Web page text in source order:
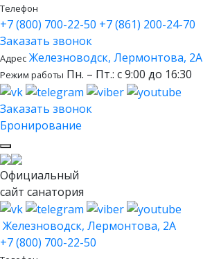
Телефон
+7 (800) 700-22-50 +7 (861) 200-24-70
Заказать звонок
Адрес Железноводск, Лермонтова, 2А
Режим работы Пн. – Пт.: с 9:00 до 16:30
Заказать звонок
Бронирование
Официальный
сайт санатория
Железноводск, Лермонтова, 2А
+7 (800) 700-22-50